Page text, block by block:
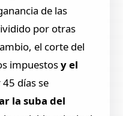
de las
por otras
el corte del
impuestosy el
45 días se
la suba del